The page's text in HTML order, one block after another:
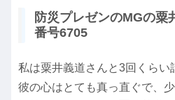
防災プレゼンのMGの粟
番号6705
私は粟井義道さんと3回くらい
彼の心はとても真っ直ぐで、